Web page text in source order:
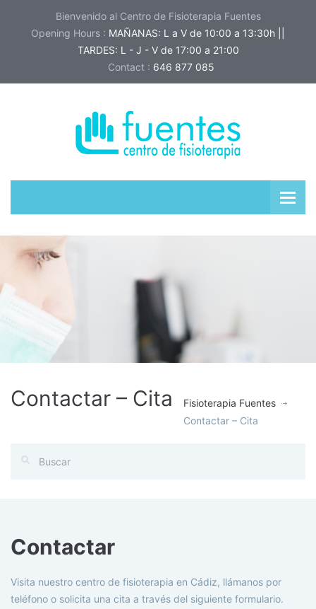
Bienvenido al Centro de Fisioterapia Fuentes
Opening Hours : MAÑANAS: L a V de 10:00 a 13:30h ||
TARDES: L - J - V de 17:00 a 21:00
Contact : 646 877 085
Contactar – Cita
Fisioterapia Fuentes
Contactar – Cita
Contactar
Visita nuestro centro de fisioterapia en Cádiz, llámanos por
teléfono o solicita una cita a través del siguiente formulario.